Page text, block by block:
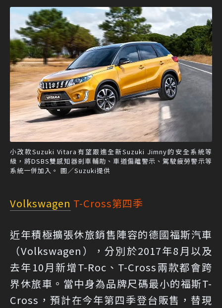
小改款Suzuki Vitara有望跟進全新Suzuki Jimny的安全系統等
級，將DSBS雙感知器剎車輔助、車道偏離警示、駕駛疲勞警示等
系統一併加入。 圖／Suzuki提供
Volkswagen T-Cross第四季
近年積極擴張休旅銷售陣容的德國福斯汽車
（Volkswagen），分別於2017年8月以及
去年10月新增T-Roc、T-Cross兩款都會跨
界休旅車。當中身為品牌尺碼最小的福斯T-
Cross，預計在今年第四季登台販售，替現